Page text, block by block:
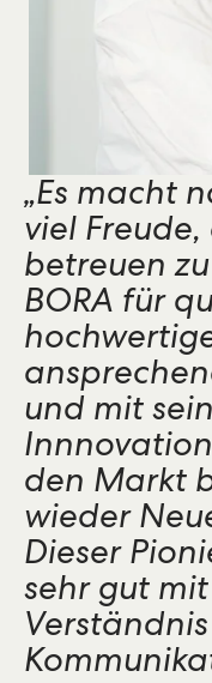
„Es macht
viel
betreuen
BORA für
und mit
den Markt
wieder
Dieser
sehr gut